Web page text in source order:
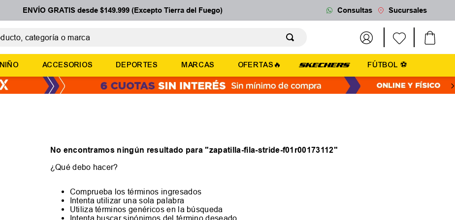
ENVÍO GRATIS desde $149.999 (Excepto Tierra del Fuego) Consultas Sucursales
NIÑO ACCESORIOS DEPORTES MARCAS OFERTAS🔥 FÚTBOL ⚽
No encontramos ningún resultado para "zapatilla-fila-stride-f01r00173112"
¿Qué debo hacer?
Comprueba los términos ingresados
Intenta utilizar una sola palabra
Utiliza términos genéricos en la búsqueda
Intenta buscar sinónimos del término deseado
TÉRMINOS MÁS BUSCADOS
2
zapatillas